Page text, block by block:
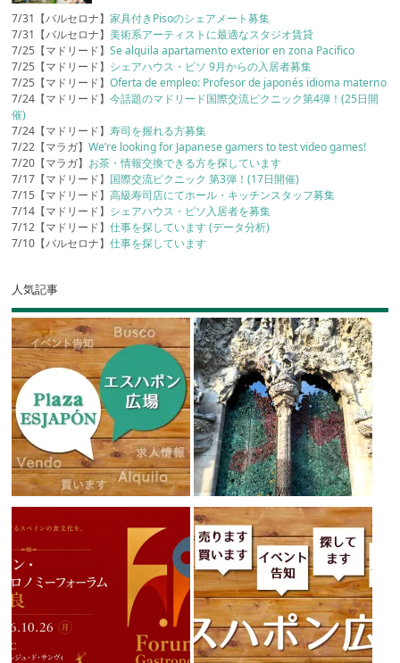
7/31【バルセロナ】家具付きPisoのシェアメート募集
7/31【バルセロナ】美術系アーティストに最適なスタジオ賃貸
7/25【マドリード】Se alquila apartamento exterior en zona Pacifico
7/25【マドリード】 シェアハウス・ピソ 9月からの入居者募集
7/25【マドリード】Oferta de empleo: Profesor de japonés idioma materno
7/24【マドリード】今話題のマドリード国際交流ピクニック第4弾！(25日開
催)
7/24【マドリード】寿司を握れる方募集
7/22【マラガ】We’re looking for Japanese gamers to test video games!
7/20【マラガ】 お茶・情報交換できる方を探しています
7/17【マドリード】 国際交流ピクニック 第3弾！(17日開催)
7/15【マドリード】高級寿司店にてホール・キッチンスタッフ募集
7/14【マドリード】 シェアハウス・ピソ入居者を募集
7/12【マドリード】仕事を探しています (データ分析)
7/10【バルセロナ】仕事を探しています
人気記事